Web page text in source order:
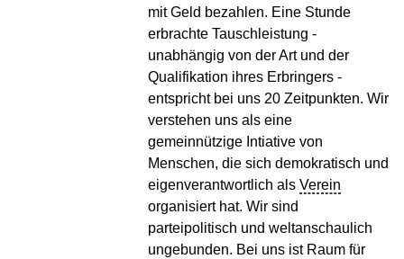
mit Geld bezahlen. Eine Stunde
erbrachte Tauschleistung -
unabhängig von der Art und der
Qualifikation ihres Erbringers -
entspricht bei uns 20 Zeitpunkten. Wir
verstehen uns als eine
gemeinnützige Intiative von
Menschen, die sich demokratisch und
eigenverantwortlich alsVerein
organisiert hat. Wir sind
parteipolitisch und weltanschaulich
ungebunden. Bei uns ist Raum für